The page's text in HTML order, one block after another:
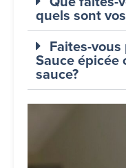
quels sont
Faites-
Sauce épicée
sauce?